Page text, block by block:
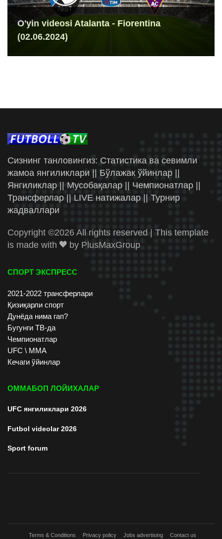
O'yin videosi Atalanta - Fiorentina
(02.06.2024)
Сизнинг танловингиз: Статистика ва севимли
жамоа янгиликлари || Бўлажак ўйинлар ||
Янгиликлар || Мусобақалар || Чемпионатлар ||
Трансферлар || LIVE натижалар || Турнир
жадваллари
Copyright ©2026 All rights reserved | This template
is made with
by PlusMaxGroup
СПОРТ ЭКСПРЕСС
2021-2022 трансферлари
Қизиқарли спорт
Дунёда нима гап?
Бугунги ТВ-да
Чемпионатлар
UFC \ ММА
Кечаги ўйинлар
ОММАБОП ЛОЙИХАЛАР
UFC янгиликлари 2026
Futbol videolar 2026
Sport forum
Terms & Conditions Privacy policy Jobs advertising Contact us